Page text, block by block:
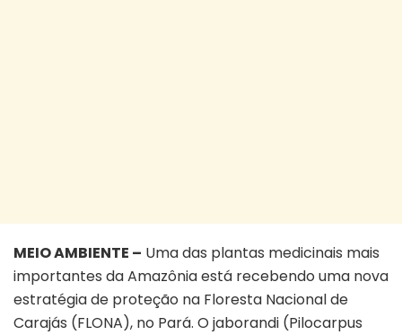
MEIO AMBIENTE – Uma das plantas medicinais mais
importantes da Amazônia está recebendo uma nova
estratégia de proteção na Floresta Nacional de
Carajás (FLONA), no Pará. O jaborandi (Pilocarpus